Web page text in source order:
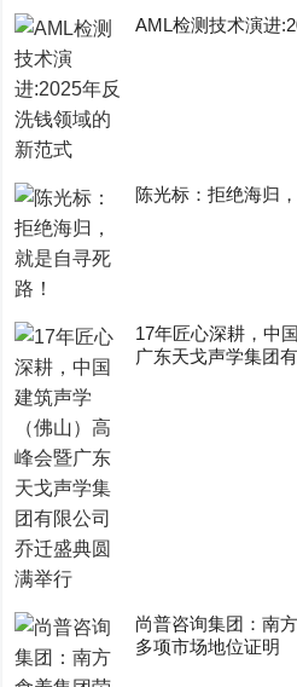
AML检测技术演进
陈光标：拒绝海归
17年匠心深耕，中
广东天戈声学集团
尚普咨询集团：南
多项市场地位证明